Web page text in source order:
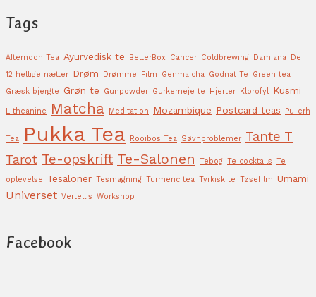
Tags
Afternoon Tea Ayurvedisk te BetterBox Cancer Coldbrewing Damiana De
12 hellige nætter Drøm Drømme Film Genmaicha Godnat Te
Green tea
Græsk bjergte
Grøn te Gunpowder Gurkemeje te Hjerter Klorofyl Kusmi
L-theanine Matcha Meditation Mozambique Postcard teas Pu-erh
Tea Pukka Tea Rooibos Tea Søvnproblemer Tante T
Tarot Te-opskrift Te-Salonen Tebog Te cocktails Te
oplevelse
Tesaloner Tesmagning Turmeric tea Tyrkisk te Tøsefilm Umami
Universet Vertellis Workshop
Facebook